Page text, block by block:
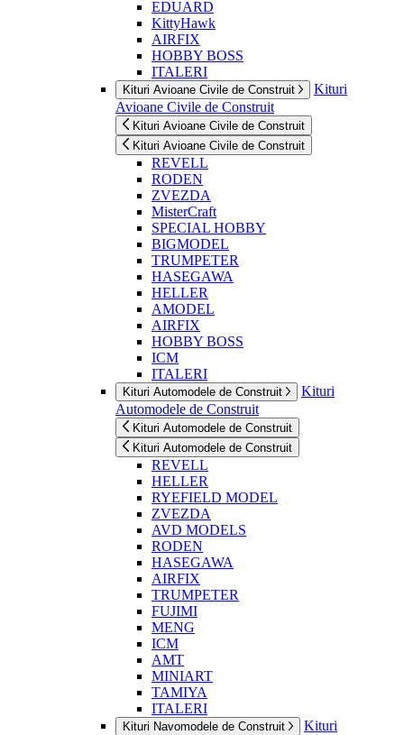
EDUARD
KittyHawk
AIRFIX
HOBBY BOSS
ITALERI
Kituri Avioane Civile de Construit
Kituri
Avioane Civile de Construit
Kituri Avioane Civile de Construit
Kituri Avioane Civile de Construit
REVELL
RODEN
ZVEZDA
MisterCraft
SPECIAL HOBBY
BIGMODEL
TRUMPETER
HASEGAWA
HELLER
AMODEL
AIRFIX
HOBBY BOSS
ICM
ITALERI
Kituri Automodele de Construit
Kituri
Automodele de Construit
Kituri Automodele de Construit
Kituri Automodele de Construit
REVELL
HELLER
RYEFIELD MODEL
ZVEZDA
AVD MODELS
RODEN
HASEGAWA
AIRFIX
TRUMPETER
FUJIMI
MENG
ICM
AMT
MINIART
TAMIYA
ITALERI
Kituri Navomodele de Construit
Kituri